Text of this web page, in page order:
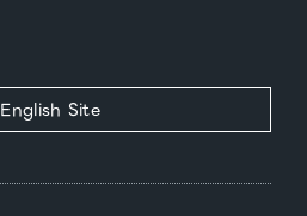
English Site